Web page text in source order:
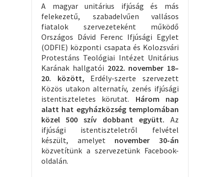
A magyar unitárius ifjúság és más
felekezetű, szabadelvűen vallásos
fiatalok szervezeteként működő
Országos Dávid Ferenc Ifjúsági Egylet
(ODFIE) központi csapata és Kolozsvári
Protestáns Teológiai Intézet Unitárius
Karának hallgatói 2022. november 18–
20. között, Erdély-szerte szervezett
Közös utakon alternatív, zenés ifjúsági
istentiszteletes körutat. Három nap
alatt hat egyházközség templomában
közel 500 szív dobbant együtt. Az
ifjúsági istentiszteletről felvétel
készült, amelyet november 30-án
közvetítünk a szervezetünk Facebook-
oldalán.